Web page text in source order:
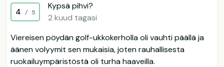
4 / 5
Kypsä pihvi?
2 kuud tagasi
Viereisen pöydän golf-ukkokerholla oli vauhti päällä ja
äänen volyymit sen mukaisia, joten rauhallisesta
ruokailuympäristöstä oli turha haaveilla.